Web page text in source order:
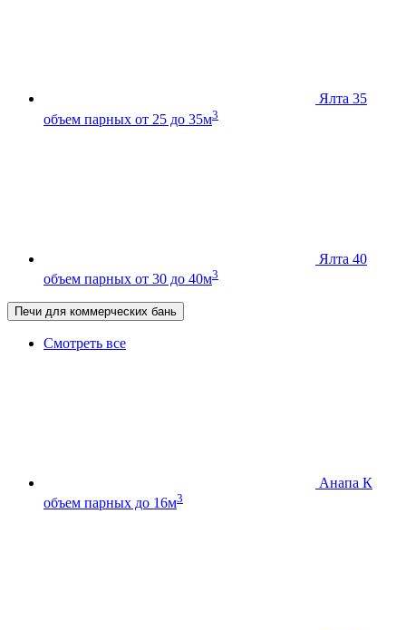
Ялта 35
объем парных от 25 до 35м3
Ялта 40
объем парных от 30 до 40м3
Печи для коммерческих бань
Смотреть все
Анапа К
объем парных до 16м3